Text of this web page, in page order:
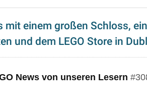
mit einem großen Schloss,
und dem LEGO Store in
News von unseren Lesern